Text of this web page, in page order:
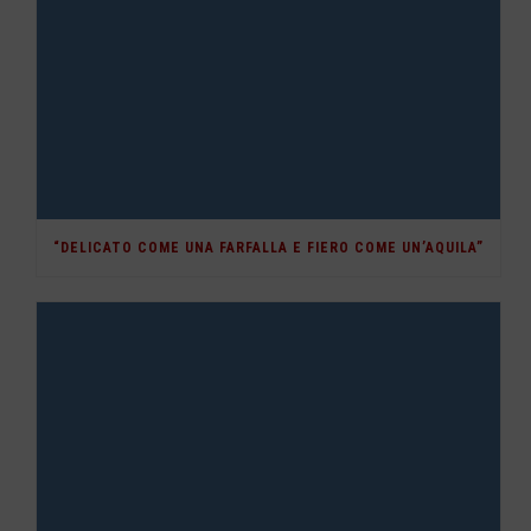
“DELICATO COME UNA FARFALLA E FIERO COME UN’AQUILA”